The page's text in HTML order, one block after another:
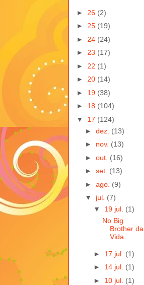
► 26 (2)
► 25 (19)
► 24 (24)
► 23 (17)
► 22 (1)
► 20 (14)
► 19 (38)
► 18 (104)
▼ 17 (124)
► dez. (13)
► nov. (13)
► out. (16)
► set. (13)
► ago. (9)
▼ jul. (7)
▼ 19 jul. (1)
No Big
Brother da
Vida
► 17 jul. (1)
► 14 jul. (1)
► 10 jul. (1)